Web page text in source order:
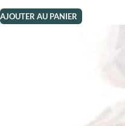
AJOUTER AU PANIER